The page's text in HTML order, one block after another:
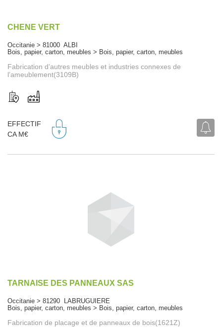
CHENE VERT
Occitanie > 81000 ALBI
Bois, papier, carton, meubles > Bois, papier, carton, meubles
Fabrication d’autres meubles et industries connexes de
l’ameublement(3109B)
EFFECTIF
CA M€
TARNAISE DES PANNEAUX SAS
Occitanie > 81290 LABRUGUIERE
Bois, papier, carton, meubles > Bois, papier, carton, meubles
Fabrication de placage et de panneaux de bois(1621Z)